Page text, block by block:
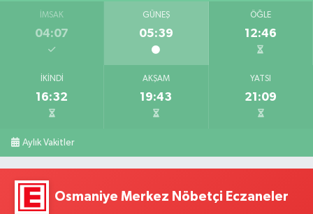
İMSAK
04:07
GÜNEŞ
05:39
ÖĞLE
12:46
İKINDI
16:32
AKŞAM
19:43
YATSI
21:09
Aylık Vakitler
Osmaniye Merkez Nöbetçi Eczaneler